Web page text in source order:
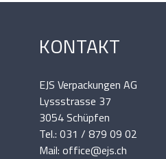
KONTAKT
EJS Verpackungen AG
Lyssstrasse 37
3054 Schüpfen
Tel.: 031 / 879 09 02
Mail: office@ejs.ch